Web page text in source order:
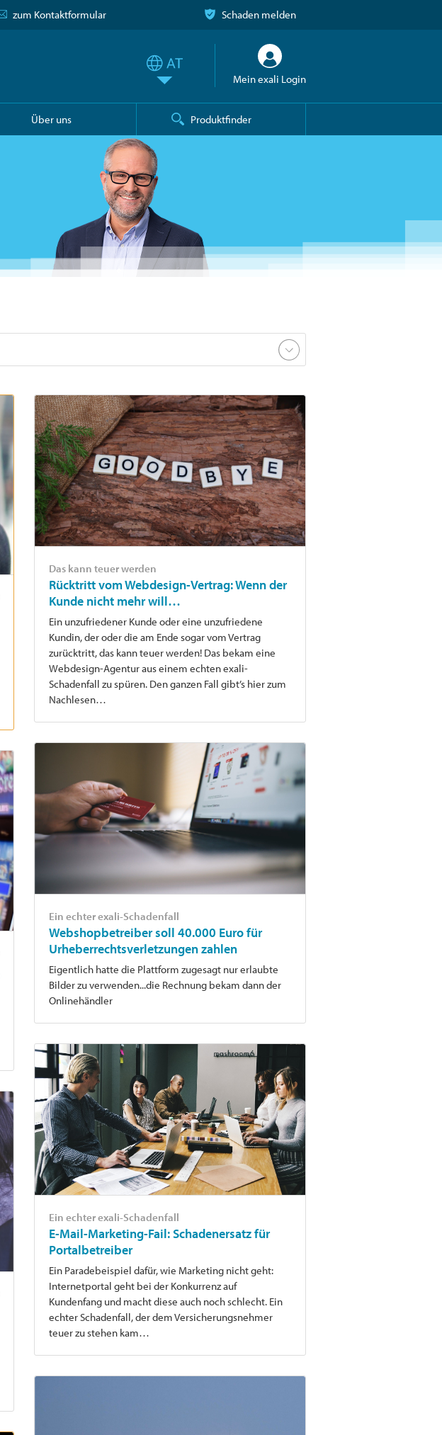
zum Kontaktformular Schaden melden
Mein exali Login
Über uns Produktfinder
Das kann teuer werden
Rücktritt vom Webdesign-Vertrag: Wenn der
Kunde nicht mehr will…
Ein unzufriedener Kunde oder eine unzufriedene
Kundin, der oder die am Ende sogar vom Vertrag
zurücktritt, das kann teuer werden! Das bekam eine
Webdesign-Agentur aus einem echten exali-
Schadenfall zu spüren. Den ganzen Fall gibt’s hier zum
Nachlesen…
Ein echter exali-Schadenfall
Webshopbetreiber soll 40.000 Euro für
Urheberrechtsverletzungen zahlen
Eigentlich hatte die Plattform zugesagt nur erlaubte
Bilder zu verwenden...die Rechnung bekam dann der
Onlinehändler
Ein echter exali-Schadenfall
E-Mail-Marketing-Fail: Schadenersatz für
Portalbetreiber
Ein Paradebeispiel dafür, wie Marketing nicht geht:
Internetportal geht bei der Konkurrenz auf
Kundenfang und macht diese auch noch schlecht. Ein
echter Schadenfall, der dem Versicherungsnehmer
teuer zu stehen kam…